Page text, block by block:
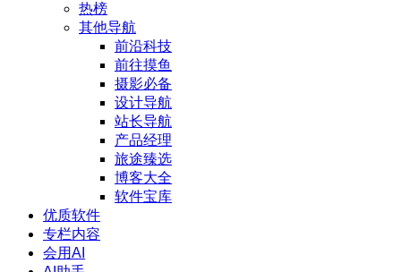
热榜
其他导航
前沿科技
前往摸鱼
摄影必备
设计导航
站长导航
产品经理
旅途臻选
博客大全
软件宝库
优质软件
专栏内容
会用AI